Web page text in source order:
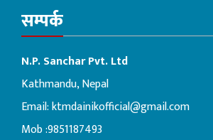
सम्पर्क
N.P. Sanchar Pvt. Ltd
Kathmandu, Nepal
Email:ktmdainikofficial@gmail.com
Mob :9851187493